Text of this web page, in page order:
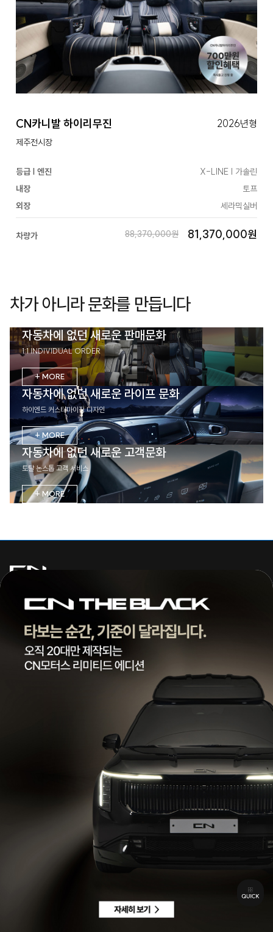
CN카니발 하이리무진 2026년형
제주전시장
등급 | 엔진
X-LINE | 가솔린
내장
토프
외장
세라믹실버
차량가 88,370,000원 81,370,000원
차가 아니라 문화를 만듭니다
자동차에 없던 새로운 판매문화
1:1 INDIVIDUAL ORDER
+ MORE
자동차에 없던 새로운 라이프 문화
하이엔드 커스터마이징 디자인
+ MORE
자동차에 없던 새로운 고객문화
토탈 논스톱 고객 서비스
+ MORE
주식회사 씨엔모터스
대표 | 조종현
전화 |1855-3966
팩스 | 032-578-3966
통신판매업신고번호 | 제 2022-인천서구-2322호
차량구매상담 | 평일 09:00 ~ 18:00 / 주말 및 공휴일 10:00 ~ 18:00
AS 및 기타상담 | 평일 09:00 ~ 18:00 / 주말 및 공휴일 휴무
이메일수집정보